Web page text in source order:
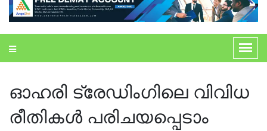
ഓഹരി ട്രേഡിംഗിലെ വിവിധ
രീതികള്‍ പരിചയപ്പെടാം